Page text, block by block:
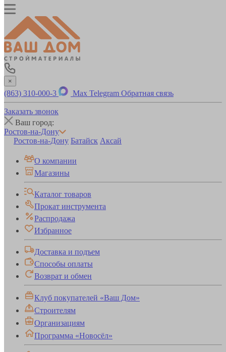
×
(863) 310-000-3 Max Telegram Обратная связь
Заказать звонок
Ваш город:
Ростов-на-Дону
Ростов-на-Дону Батайск Аксай
О компании
Магазины
Каталог товаров
Прокат инструмента
Распродажа
Избранное
Доставка и подъем
Способы оплаты
Возврат и обмен
Клуб покупателей «Ваш Дом»
Строителям
Организациям
Программа «Новосёл»